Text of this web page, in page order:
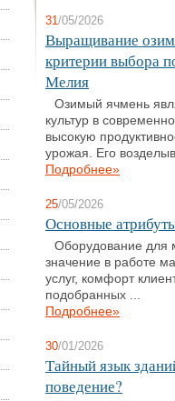
31/05/2026
Выращивание
критерии выбора
Мелия
Озимый ячмень
культур в
высокую
урожая. Его
Подробнее»
25/05/2026
Основные
Оборудование
значение в работе
услуг, комфорт
подобранных ...
Подробнее»
30/01/2026
Тайный язык
поведение?